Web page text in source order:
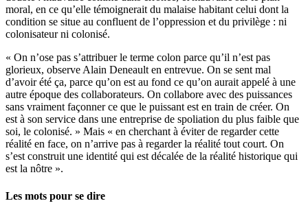
moral, en ce qu’elle témoignerait du malaise habitant celui dont la
condition se situe au confluent de l’oppression et du privilège : ni
colonisateur ni colonisé.
« On n’ose pas s’attribuer le terme colon parce qu’il n’est pas
glorieux, observe Alain Deneault en entrevue. On se sent mal
d’avoir été ça, parce qu’on est au fond ce qu’on aurait appelé à une
autre époque des collaborateurs. On collabore avec des puissances
sans vraiment façonner ce que le puissant est en train de créer. On
est à son service dans une entreprise de spoliation du plus faible que
soi, le colonisé. » Mais « en cherchant à éviter de regarder cette
réalité en face, on n’arrive pas à regarder la réalité tout court. On
s’est construit une identité qui est décalée de la réalité historique qui
est la nôtre ».
Les mots pour se dire